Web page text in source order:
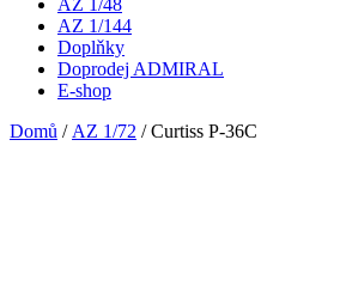
AZ 1/48
AZ 1/144
Doplňky
Doprodej ADMIRAL
E-shop
Domů / AZ 1/72 / Curtiss P-36C